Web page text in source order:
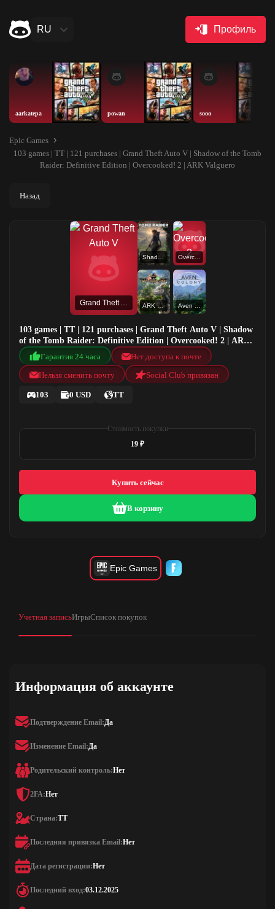
RU Профиль
aarkatepa powan sooo
Epic Games
103 games | TT | 121 purchases | Grand Theft Auto V | Shadow of the Tomb
Raider: Definitive Edition | Overcooked! 2 | ARK Valguero
Назад
Grand Theft Auto V
Shadow of the Tomb Raider: Definitive Edition Overcooked! 2
ARK Valguero Aven Colony
103 games | TT | 121 purchases | Grand Theft Auto V | Shadow
of the Tomb Raider: Definitive Edition | Overcooked! 2 | ARK
ValgueroГарантия 24 часа
Нет доступа к почте
Нельзя сменить почту
Social Club привязан
103 0 USD TT
Стоимость покупки
19 ₽
Купить сейчас
В корзину
Epic Games
Учетная записьИгрыСписок покупок
Информация об аккаунте
Подтверждение Email:Да
Изменение Email:Да
Родительский контроль:Нет
2FA:Нет
Страна:TT
Последняя привязка Email:Нет
Дата регистрации:Нет
Последний вход:03.12.2025